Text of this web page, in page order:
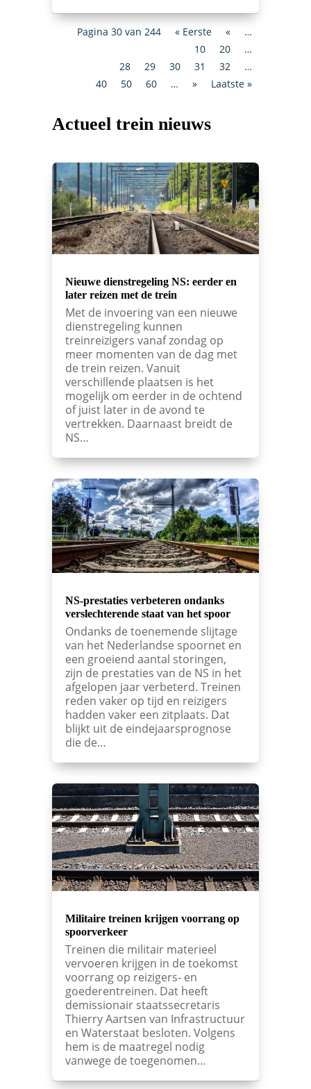
Pagina 30 van 244 « Eerste «
…
10
20
…
28
29 30 31 32
…
40
50 60 … » Laatste »
Actueel trein nieuws
Nieuwe dienstregeling NS: eerder en
later reizen met de trein
Met de invoering van een nieuwe
dienstregeling kunnen
treinreizigers vanaf zondag op
meer momenten van de dag met
de trein reizen. Vanuit
verschillende plaatsen is het
mogelijk om eerder in de ochtend
of juist later in de avond te
vertrekken. Daarnaast breidt de
NS…
NS-prestaties verbeteren ondanks
verslechterende staat van het spoor
Ondanks de toenemende slijtage
van het Nederlandse spoornet en
een groeiend aantal storingen,
zijn de prestaties van de NS in het
afgelopen jaar verbeterd. Treinen
reden vaker op tijd en reizigers
hadden vaker een zitplaats. Dat
blijkt uit de eindejaarsprognose
die de…
Militaire treinen krijgen voorrang op
spoorverkeer
Treinen die militair materieel
vervoeren krijgen in de toekomst
voorrang op reizigers- en
goederentreinen. Dat heeft
demissionair staatssecretaris
Thierry Aartsen van Infrastructuur
en Waterstaat besloten. Volgens
hem is de maatregel nodig
vanwege de toegenomen…